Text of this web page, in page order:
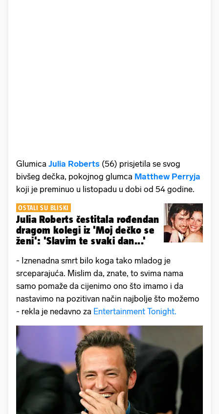
Glumica Julia Roberts (56) prisjetila se svog
bivšeg dečka, pokojnog glumca Matthew Perryja
koji je preminuo u listopadu u dobi od 54 godine.
OSTALI SU BLISKI
Julia Roberts čestitala rođendan
dragom kolegi iz 'Moj dečko se
ženi': 'Slavim te svaki dan...'
- Iznenadna smrt bilo koga tako mladog je
srceparajuća. Mislim da, znate, to svima nama
samo pomaže da cijenimo ono što imamo i da
nastavimo na pozitivan način najbolje što možemo
- rekla je nedavno za Entertainment Tonight.